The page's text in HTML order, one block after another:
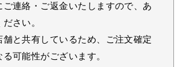
ご連絡・ご返金いたしますので、あ
さい。
舗と共有しているため、ご注文確定
可能性がございます。